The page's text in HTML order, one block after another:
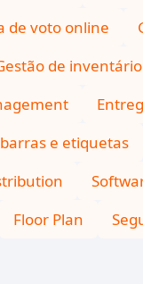
de voto online
de inventário
e etiquetas
Floor Plan